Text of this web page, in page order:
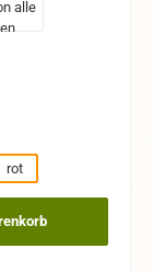
rot